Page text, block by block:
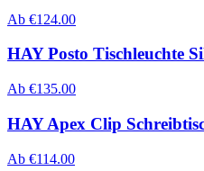
Ab €124.00
HAY Posto Tischleuchte
Ab €135.00
HAY Apex Clip
Ab €114.00